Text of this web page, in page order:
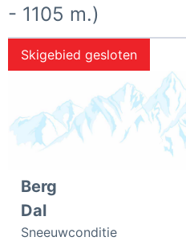
- 1105 m.)
Skigebied gesloten
Berg
Dal
Sneeuwconditie